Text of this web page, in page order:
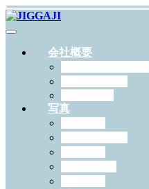
会社概要
写真